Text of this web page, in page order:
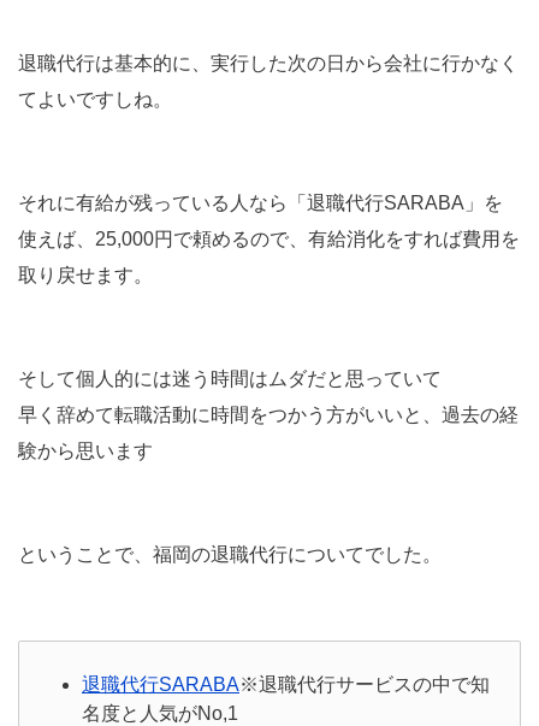
退職代行は基本的に、実行した次の日から会社に行かなく
てよいですしね。
それに有給が残っている人なら「退職代行SARABA」を
使えば、25,000円で頼めるので、有給消化をすれば費用を
取り戻せます。
そして個人的には迷う時間はムダだと思っていて
早く辞めて転職活動に時間をつかう方がいいと、過去の経
験から思います
ということで、福岡の退職代行についてでした。
退職代行SARABA※退職代行サービスの中で知
名度と人気がNo,1